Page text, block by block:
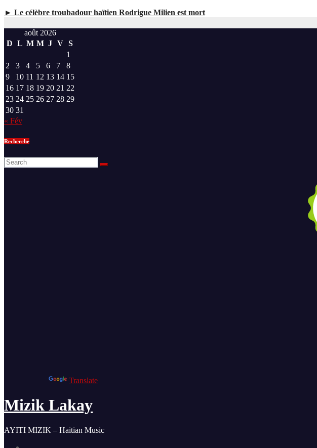
► Le célèbre troubadour haïtien Rodrigue Milien est mort
août 2026
D L M M J V S
1
2
3 4 5 6 7
8
9
10 11 12 13 14 15
16 17 18 19 20 21 22
23 24 25 26 27 28 29
30 31
« Fév
Recherche
Translate
Mizik Lakay
AYITI MIZIK – Haitian Music